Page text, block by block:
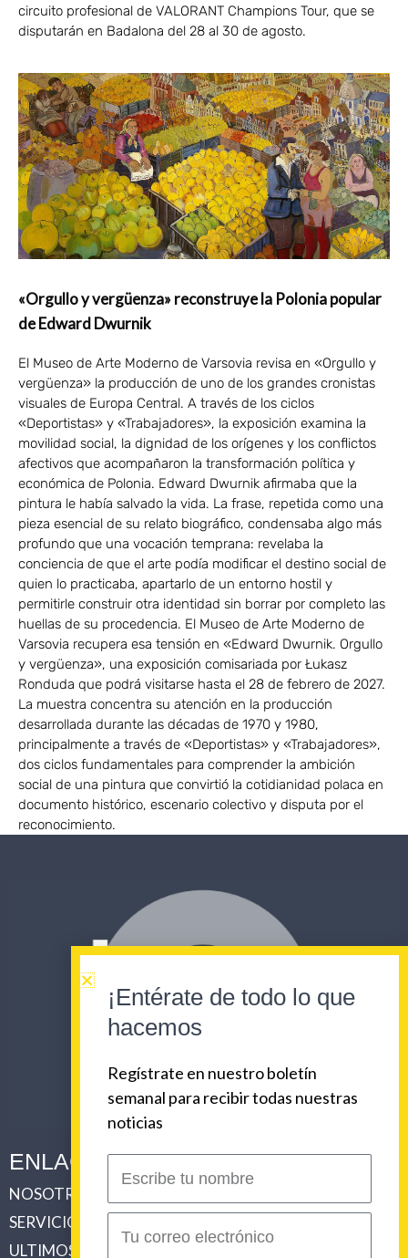
circuito profesional de VALORANT Champions Tour, que se
disputarán en Badalona del 28 al 30 de agosto.
«Orgullo y vergüenza» reconstruye la Polonia popular
de Edward Dwurnik
El Museo de Arte Moderno de Varsovia revisa en «Orgullo y
vergüenza» la producción de uno de los grandes cronistas
visuales de Europa Central. A través de los ciclos
«Deportistas» y «Trabajadores», la exposición examina la
movilidad social, la dignidad de los orígenes y los conflictos
afectivos que acompañaron la transformación política y
económica de Polonia. Edward Dwurnik afirmaba que la
pintura le había salvado la vida. La frase, repetida como una
pieza esencial de su relato biográfico, condensaba algo más
profundo que una vocación temprana: revelaba la
conciencia de que el arte podía modificar el destino social de
quien lo practicaba, apartarlo de un entorno hostil y
permitirle construir otra identidad sin borrar por completo las
huellas de su procedencia. El Museo de Arte Moderno de
Varsovia recupera esa tensión en «Edward Dwurnik. Orgullo
y vergüenza», una exposición comisariada por Łukasz
Ronduda que podrá visitarse hasta el 28 de febrero de 2027.
La muestra concentra su atención en la producción
desarrollada durante las décadas de 1970 y 1980,
principalmente a través de «Deportistas» y «Trabajadores»,
dos ciclos fundamentales para comprender la ambición
social de una pintura que convirtió la cotidianidad polaca en
documento histórico, escenario colectivo y disputa por el
reconocimiento.
ENLACES CORPORATIVOS
NOSOTROS
SERVICIOS
ULTIMOS TRABAJOS
¡Entérate de todo lo que
hacemos
Regístrate en nuestro boletín
semanal para recibir todas nuestras
noticias
nombre
electrónico